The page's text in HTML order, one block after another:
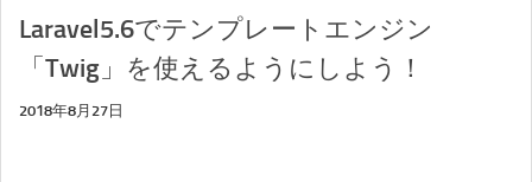
WEBマーケティング
SEO
SNS
Laravel5.6でテンプレートエンジン
「Twig」を使えるようにしよう！
2018年8月27日